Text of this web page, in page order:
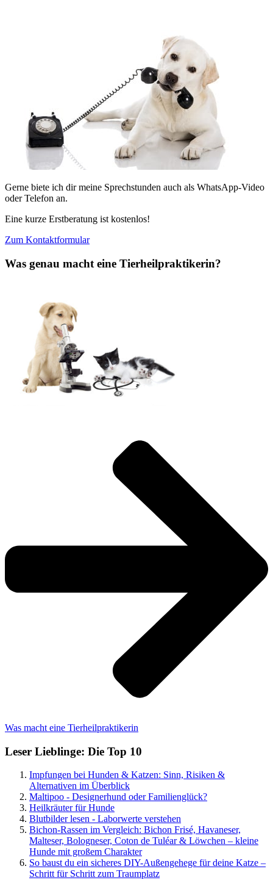
Gerne biete ich dir meine Sprechstunden auch als WhatsApp-Video
oder Telefon an.
Eine kurze Erstberatung ist kostenlos!
Zum Kontaktformular
Was genau macht eine Tierheilpraktikerin?
Was macht eine Tierheilpraktikerin
Leser Lieblinge: Die Top 10
Impfungen bei Hunden & Katzen: Sinn, Risiken &
Alternativen im Überblick
Maltipoo - Designerhund oder Familienglück?
Heilkräuter für Hunde
Blutbilder lesen - Laborwerte verstehen
Bichon-Rassen im Vergleich: Bichon Frisé, Havaneser,
Malteser, Bologneser, Coton de Tuléar & Löwchen – kleine
Hunde mit großem Charakter
So baust du ein sicheres DIY-Außengehege für deine Katze –
Schritt für Schritt zum Traumplatz